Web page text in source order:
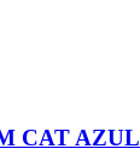
CAT AZUL